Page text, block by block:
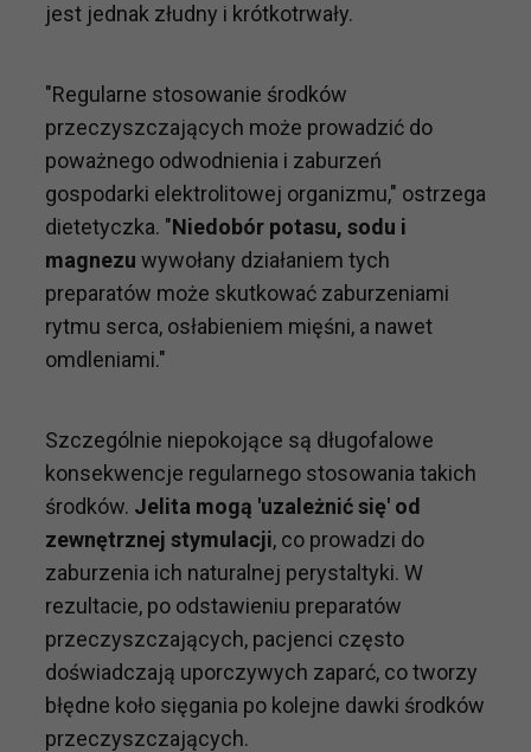
jest jednak złudny i krótkotrwały.
"Regularne stosowanie środków
przeczyszczających może prowadzić do
poważnego odwodnienia i zaburzeń
gospodarki elektrolitowej organizmu," ostrzega
dietetyczka. "Niedobór potasu, sodu i
magnezu wywołany działaniem tych
preparatów może skutkować zaburzeniami
rytmu serca, osłabieniem mięśni, a nawet
omdleniami."
Szczególnie niepokojące są długofalowe
konsekwencje regularnego stosowania takich
środków. Jelita mogą 'uzależnić się' od
zewnętrznej stymulacji, co prowadzi do
zaburzenia ich naturalnej perystaltyki. W
rezultacie, po odstawieniu preparatów
przeczyszczających, pacjenci często
doświadczają uporczywych zaparć, co tworzy
błędne koło sięgania po kolejne dawki środków
przeczyszczających.